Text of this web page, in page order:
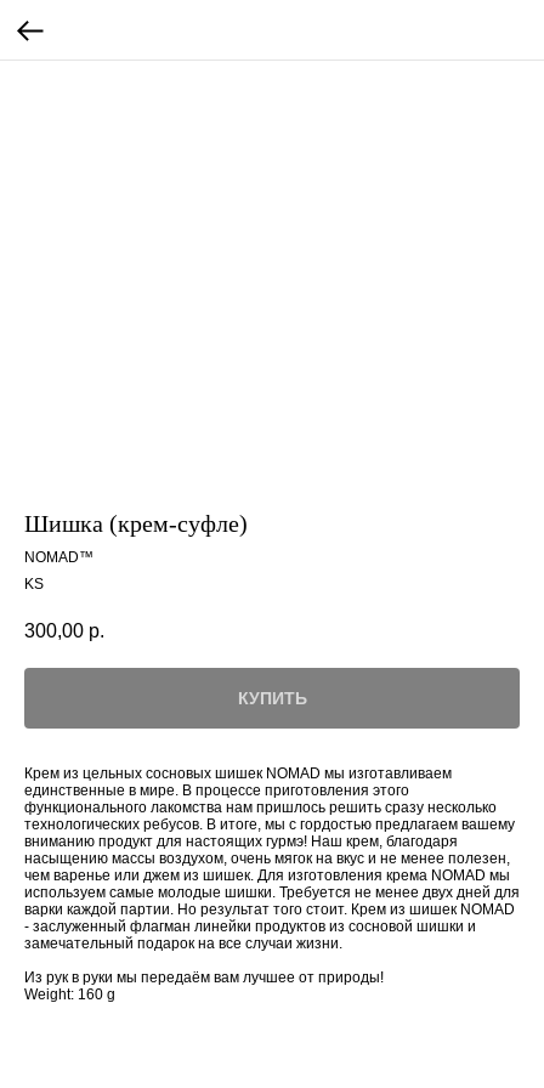
Шишка (крем-суфле)
NOMAD™
KS
300,00 р.
КУПИТЬ
Крем из цельных сосновых шишек NOMAD мы изготавливаем
единственные в мире. В процессе приготовления этого
функционального лакомства нам пришлось решить сразу несколько
технологических ребусов. В итоге, мы с гордостью предлагаем вашему
вниманию продукт для настоящих гурмэ! Наш крем, благодаря
насыщению массы воздухом, очень мягок на вкус и не менее полезен,
чем варенье или джем из шишек. Для изготовления крема NOMAD мы
используем самые молодые шишки. Требуется не менее двух дней для
варки каждой партии. Но результат того стоит. Крем из шишек NOMAD
- заслуженный флагман линейки продуктов из сосновой шишки и
замечательный подарок на все случаи жизни.
Из рук в руки мы передаём вам лучшее от природы!
Weight: 160 g